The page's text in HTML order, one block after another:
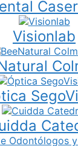
Visionlab